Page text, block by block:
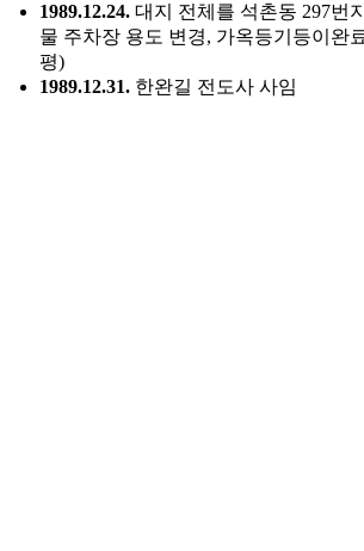
1989.12.24. 대지 전체를 석촌동 297번
물 주차장 용도 변경, 가옥등기등이완
평)
1989.12.31. 한완길 전도사 사임